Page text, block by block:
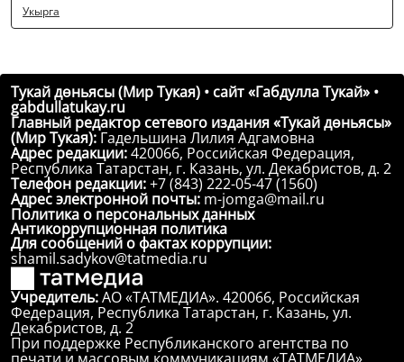
Укырга
Тукай дөньясы (Мир Тукая) • сайт «Габдулла Тукай» •
gabdullatukay.ru
Главный редактор сетевого издания «Тукай дөньясы»
(Мир Тукая): Гадельшина Лилия Адгамовна
Адрес редакции:420066, Российская Федерация,
Республика Татарстан, г. Казань, ул. Декабристов, д. 2
Телефон редакции:+7 (843) 222-05-47 (1560)
Адрес электронной почты: m-jomga@mail.ru
Политика о персональных данных
Антикоррупционная политика
Для сообщений о фактах коррупции:
shamil.sadykov@tatmedia.ru
Учредитель:АО «ТАТМЕДИА». 420066, Российская
Федерация, Республика Татарстан, г. Казань, ул.
Декабристов, д. 2
При поддержке Республиканского агентства по